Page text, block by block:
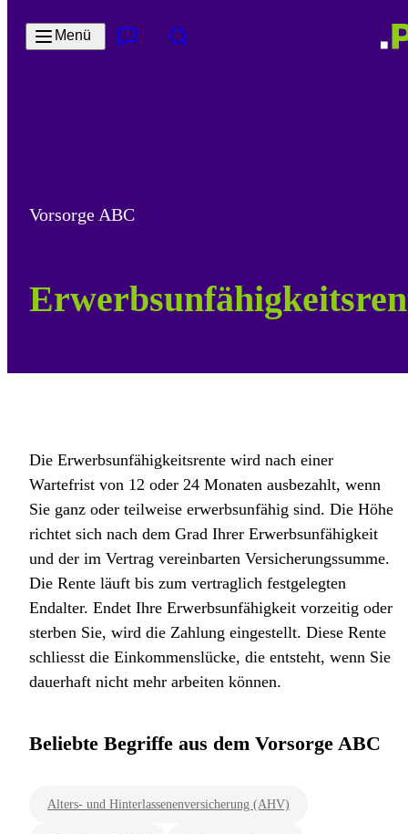
Menü
Vorsorge ABC
Die Erwerbsunfähigkeitsrente wird nach einer
Wartefrist von 12 oder 24 Monaten ausbezahlt, wenn
Sie ganz oder teilweise erwerbsunfähig sind. Die Höhe
richtet sich nach dem Grad Ihrer Erwerbsunfähigkeit
und der im Vertrag vereinbarten Versicherungssumme.
Die Rente läuft bis zum vertraglich festgelegten
Endalter. Endet Ihre Erwerbsunfähigkeit vorzeitig oder
sterben Sie, wird die Zahlung eingestellt. Diese Rente
schliesst die Einkommenslücke, die entsteht, wenn Sie
dauerhaft nicht mehr arbeiten können.
Beliebte Begriffe aus dem Vorsorge ABC
Alters- und Hinterlassenenversicherung (AHV)